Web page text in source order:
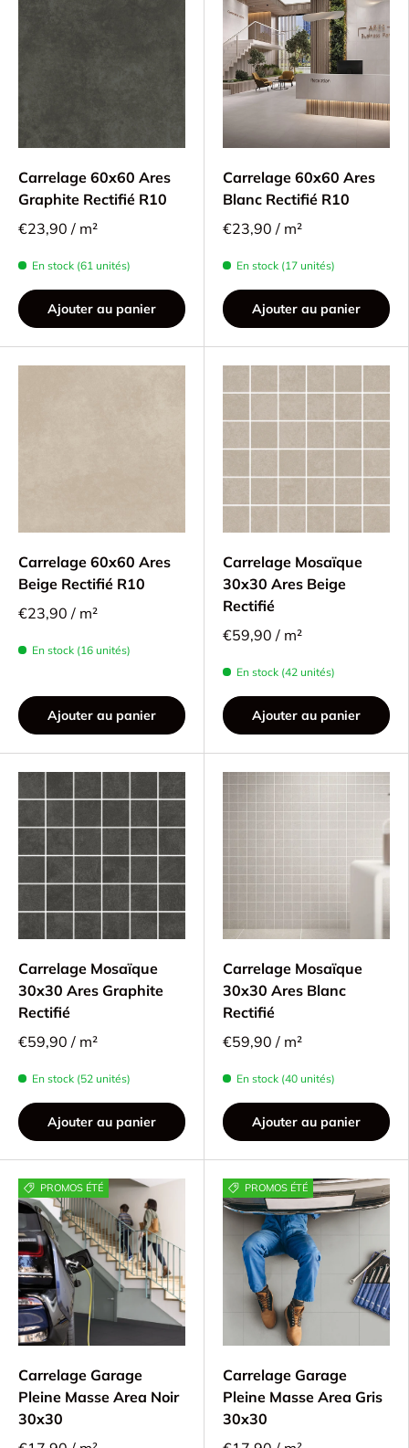
Carrelage 60x60 Ares
Graphite Rectifié R10
€23,90 / m²
En stock (61 unités)
Ajouter au panier
Carrelage 60x60 Ares
Blanc Rectifié R10
€23,90 / m²
En stock (17 unités)
Ajouter au panier
Carrelage 60x60 Ares
Beige Rectifié R10
€23,90 / m²
En stock (16 unités)
Ajouter au panier
Carrelage Mosaïque
30x30 Ares Beige
Rectifié
€59,90 / m²
En stock (42 unités)
Ajouter au panier
Carrelage Mosaïque
30x30 Ares Graphite
Rectifié
€59,90 / m²
En stock (52 unités)
Ajouter au panier
Carrelage Mosaïque
30x30 Ares Blanc
Rectifié
€59,90 / m²
En stock (40 unités)
Ajouter au panier
PROMOS ÉTÉ
Carrelage Garage
Pleine Masse Area Noir
30x30
PROMOS ÉTÉ
Carrelage Garage
Pleine Masse Area Gris
30x30